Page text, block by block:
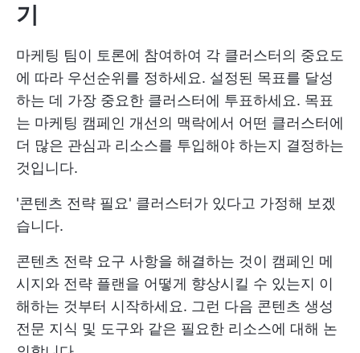
기
마케팅 팀이 토론에 참여하여 각 클러스터의 중요도
에 따라 우선순위를 정하세요. 설정된 목표를 달성
하는 데 가장 중요한 클러스터에 투표하세요. 목표
는 마케팅 캠페인 개선의 맥락에서 어떤 클러스터에
더 많은 관심과 리소스를 투입해야 하는지 결정하는
것입니다.
'콘텐츠 전략 필요' 클러스터가 있다고 가정해 보겠
습니다.
콘텐츠 전략 요구 사항을 해결하는 것이 캠페인 메
시지와 전략 플랜을 어떻게 향상시킬 수 있는지 이
해하는 것부터 시작하세요. 그런 다음 콘텐츠 생성
전문 지식 및 도구와 같은 필요한 리소스에 대해 논